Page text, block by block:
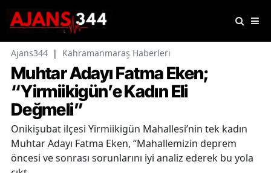
Ajans344 | Kahramanmaraş Haberleri
Muhtar Adayı Fatma Eken;
“Yirmiikigün’e Kadın Eli
Değmeli”
Onikişubat ilçesi Yirmiikigün Mahallesi’nin tek kadın
Muhtar Adayı Fatma Eken, “Mahallemizin deprem
öncesi ve sonrası sorunlarını iyi analiz ederek bu yola